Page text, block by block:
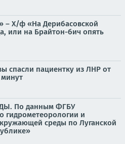
– Х/ф «На Дерибасовской
или на Брайтон-бич опять
спасли пациентку из ЛНР от
минут
По данным ФГБУ
гидрометеорологии и
среды по Луганской